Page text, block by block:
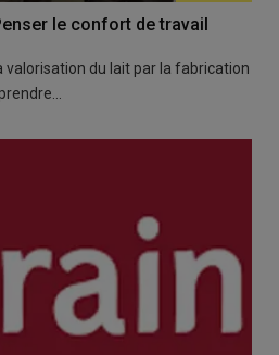
le confort de travail
valorisation du lait par la fabrication